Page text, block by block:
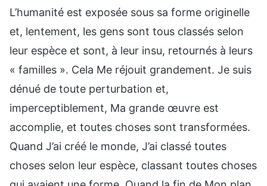
L’humanité est exposée sous sa forme originelle
et, lentement, les gens sont tous classés selon
leur espèce et sont, à leur insu, retournés à leurs
« familles ». Cela Me réjouit grandement. Je suis
dénué de toute perturbation et,
imperceptiblement, Ma grande œuvre est
accomplie, et toutes choses sont transformées.
Quand J’ai créé le monde, J’ai classé toutes
choses selon leur espèce, classant toutes choses